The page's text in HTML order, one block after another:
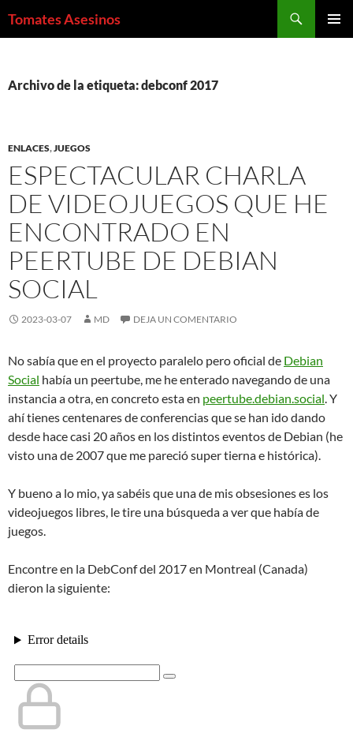
Tomates Asesinos
Archivo de la etiqueta: debconf 2017
ENLACES,JUEGOS
ESPECTACULAR CHARLA
DE VIDEOJUEGOS QUE HE
ENCONTRADO EN
PEERTUBE DE DEBIAN
SOCIAL
2023-03-07 MD DEJA UN COMENTARIO
No sabía que en el proyecto paralelo pero oficial de Debian
Social había un peertube, me he enterado navegando de una
instancia a otra, en concreto esta en peertube.debian.social. Y
ahí tienes centenares de conferencias que se han ido dando
desde hace casi 20 años en los distintos eventos de Debian (he
visto una de 2007 que me pareció super tierna e histórica).
Y bueno a lo mio, ya sabéis que una de mis obsesiones es los
videojuegos libres, le tire una búsqueda a ver que había de
juegos.
Encontre en la DebConf del 2017 en Montreal (Canada)
dieron la siguiente: